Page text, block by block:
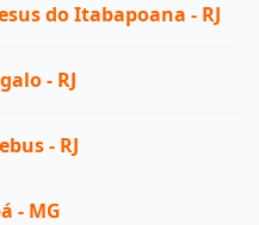
do Itabapoana - RJ
- RJ
- RJ
- MG